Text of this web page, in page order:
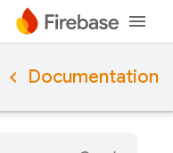
Documentation